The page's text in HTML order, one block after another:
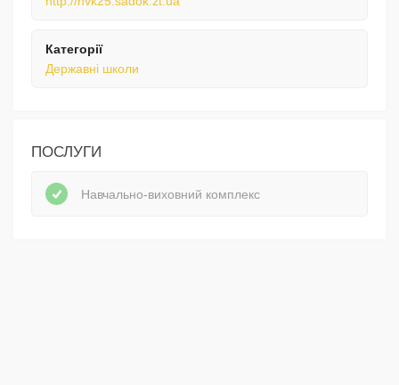
Категорії
Державні школи
ПОСЛУГИ
Навчально-виховний комплекс